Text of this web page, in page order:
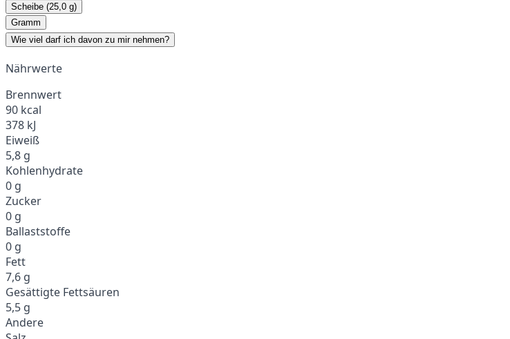
Scheibe (25,0 g)
Gramm
Wie viel darf ich davon zu mir nehmen?
Nährwerte
Brennwert
90 kcal
378 kJ
Eiweiß
5,8 g
Kohlenhydrate
0 g
Zucker
0 g
Ballaststoffe
0 g
Fett
7,6 g
Gesättigte Fettsäuren
5,5 g
Andere